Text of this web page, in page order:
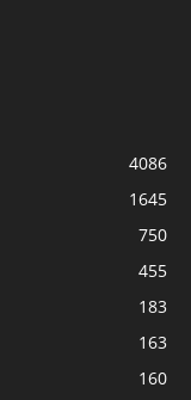
4086
1645
750
455
183
163
160